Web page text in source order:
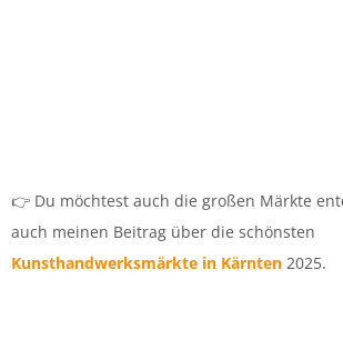
👉 Du möchtest auch die großen Märkte
auch meinen Beitrag über die schönsten
Kunsthandwerksmärkte in Kärnten 2025.